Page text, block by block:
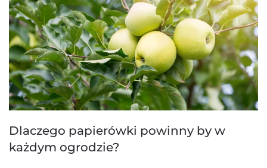
Dlaczego papierówki powinny by w
każdym ogrodzie?